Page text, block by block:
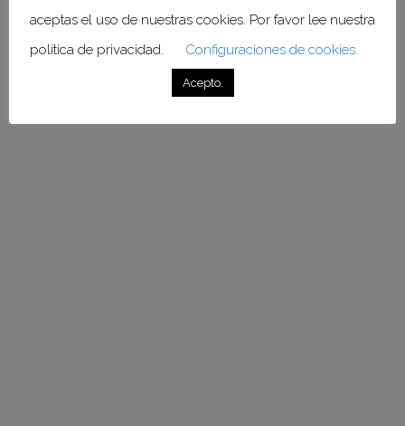
Feliz y próspero año 2026.
aceptas el uso de nuestras cookies. Por favor lee nuestra
política de privacidad.
Configuraciones de cookies.
Acepto.